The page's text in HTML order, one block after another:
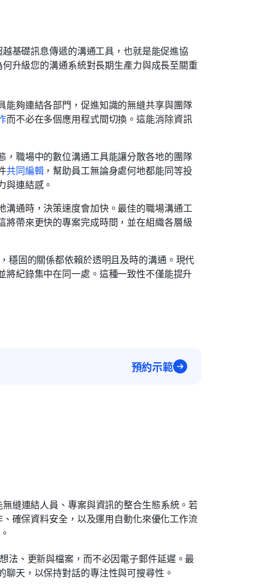
基礎訊息傳遞的溝通工具，也就是能促進協
升級您的溝通系統對長期生產力與成長至關重
能夠連結各部門，促進知識的無縫共享與團隊
而不必在多個應用程式間切換。這能消除資訊
，職場中的數位溝通工具能讓分散各地的團隊
共同編輯，幫助員工無論身處何地都能同等投
與連結感。
溝通時，決策速度會加快。最佳的職場溝通工
將帶來更快的專案完成時間，並在組織各層級
穩固的關係都依賴於透明且及時的溝通。現代
紀錄集中在同一處。這種一致性不僅能提升
預約示範
縫連結人員、專案與資訊的整合生態系統。若
確保資料安全，以及運用自動化來優化工作流
法、更新與檔案，而不必因電子郵件延遲。最
天，以保持對話的專注性與可搜尋性。